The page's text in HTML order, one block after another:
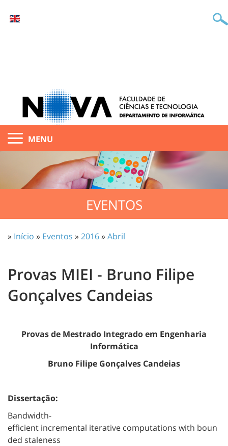
MENU
EVENTOS
» Início » Eventos »2016»Abril
Provas MIEI - Bruno Filipe
Gonçalves Candeias
Provas de Mestrado Integrado em Engenharia
Informática
Bruno Filipe Gonçalves Candeias
Dissertação:
Bandwidth-
efficient incremental iterative computations with boun
ded staleness